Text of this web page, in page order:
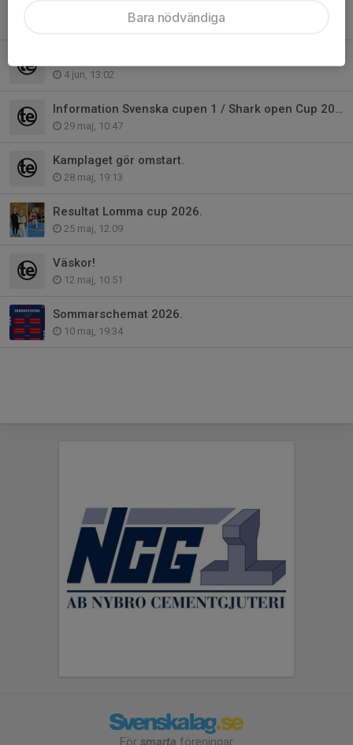
4 jun, 13:02
Information Svenska cupen 1 / Shark open Cup 2026.
29 maj, 10:47
Kamplaget gör omstart.
28 maj, 19:13
Resultat Lomma cup 2026.
25 maj, 12:09
Väskor!
12 maj, 10:51
Sommarschemat 2026.
10 maj, 19:34
För smarta föreningar
Bara nödvändiga